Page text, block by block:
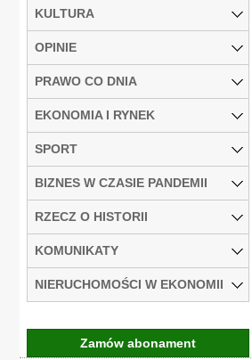
KULTURA
OPINIE
PRAWO CO DNIA
EKONOMIA I RYNEK
SPORT
BIZNES W CZASIE PANDEMII
RZECZ O HISTORII
KOMUNIKATY
NIERUCHOMOŚCI W EKONOMII
Zamów abonament